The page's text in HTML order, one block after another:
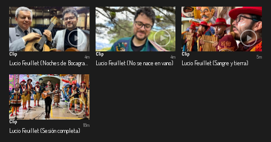
Clip
4m
Clip
Lucio Feuillet (No se nace en vano)
4m
Clip
Lucio Feuillet (Sangre y tierra)
5m
Clip
Lucio Feuillet (Sesión completa)
18m